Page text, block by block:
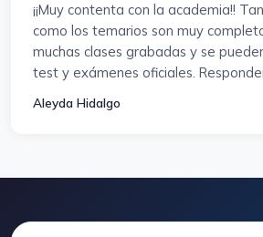
¡¡Muy contenta con la academia!!
como los temarios son muy
muchas clases grabadas y se
test y exámenes oficiales.
correros y cada pocos días hay
decir, ¡¡Muy Contenta!!
Aleyda Hidalgo